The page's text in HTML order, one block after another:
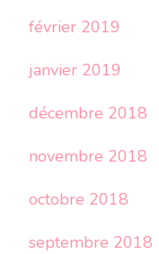
février 2019
janvier 2019
décembre 2018
novembre 2018
octobre 2018
septembre 2018